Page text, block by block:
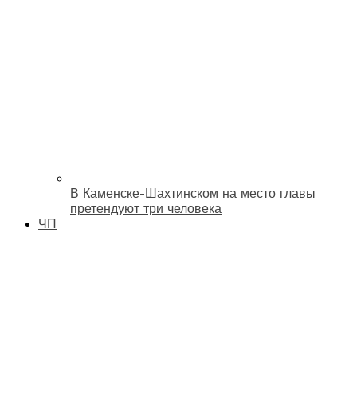
В Каменске-Шахтинском на место главы
претендуют три человека
ЧП